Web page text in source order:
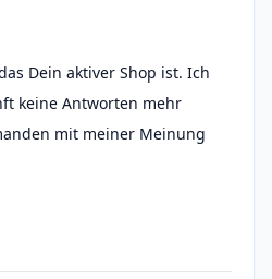
Dein aktiver Shop ist. Ich
keine Antworten mehr
mit meiner Meinung